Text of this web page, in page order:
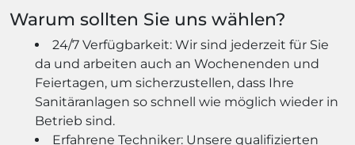
Warum sollten Sie uns wählen?
24/7 Verfügbarkeit: Wir sind jederzeit für Sie
da und arbeiten auch an Wochenenden und
Feiertagen, um sicherzustellen, dass Ihre
Sanitäranlagen so schnell wie möglich wieder in
Betrieb sind.
Erfahrene Techniker: Unsere qualifizierten